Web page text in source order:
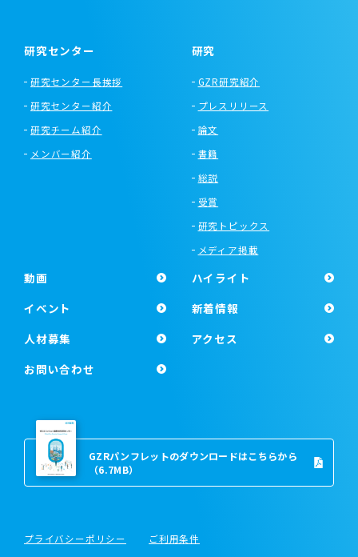
研究センター
研究センター長挨拶
研究センター紹介
研究チーム紹介
メンバー紹介
研究
GZR研究紹介
プレスリリース
論文
書籍
総説
受賞
研究トピックス
メディア掲載
動画
ハイライト
イベント
新着情報
人材募集
アクセス
お問い合わせ
GZRパンフレットのダウンロードはこちらから
（6.7MB）
プライバシーポリシー ご利用条件